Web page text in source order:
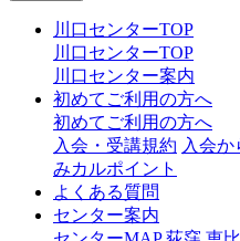
川口センターTOP
川口センターTOP
川口センター案内
初めてご利用の方へ
初めてご利用の方へ
入会・受講規約 入会
みカルポイント
よくある質問
センター案内